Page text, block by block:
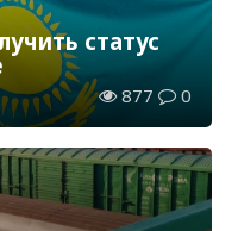
статус
877 0